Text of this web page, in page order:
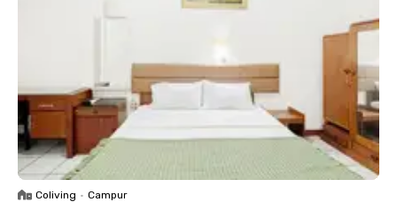
Coliving • Campur